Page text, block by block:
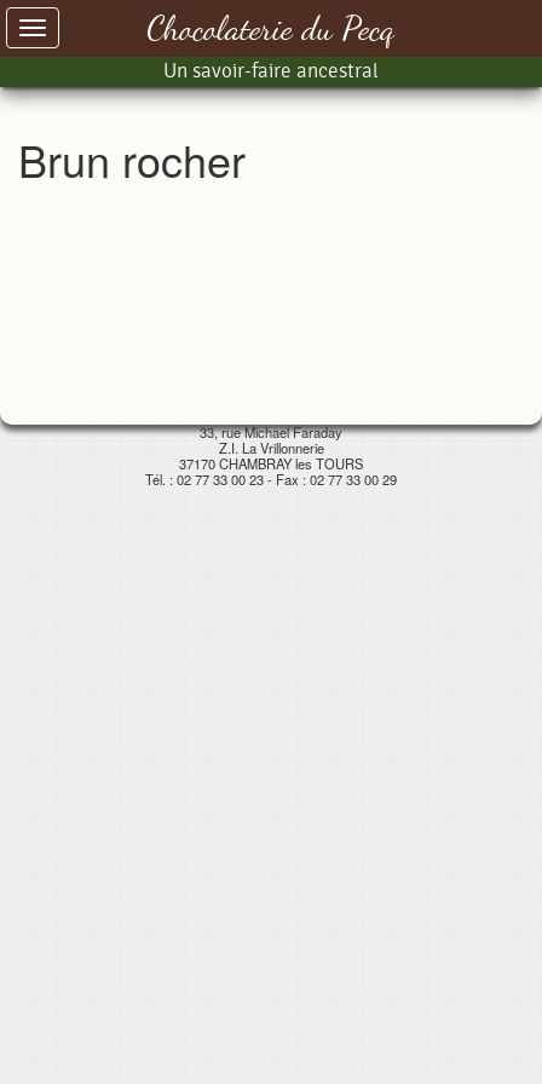
Chocolaterie du Pecq
Un savoir-faire ancestral
Toggle
navigation
Brun rocher
33, rue Michael Faraday
Z.I. La Vrillonnerie
37170 CHAMBRAY les TOURS
Tél. : 02 77 33 00 23 - Fax : 02 77 33 00 29